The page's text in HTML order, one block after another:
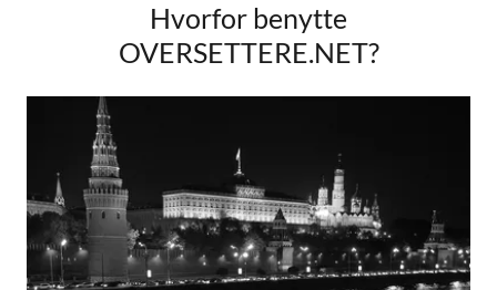
Hvorfor benytte
OVERSETTERE.NET?